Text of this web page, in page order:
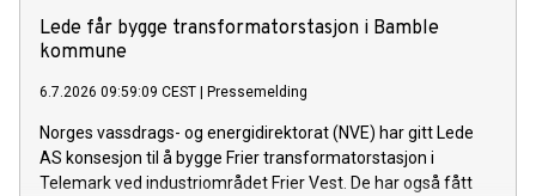
kommer mye regn de neste ukene.
Lede får bygge transformatorstasjon i Bamble
kommune
6.7.2026 09:59:09 CEST Pressemelding
Norges vassdrags- og energidirektorat (NVE) har gitt Lede
AS konsesjon til å bygge Frier transformatorstasjon i
Telemark ved industriområdet Frier Vest. De har også fått